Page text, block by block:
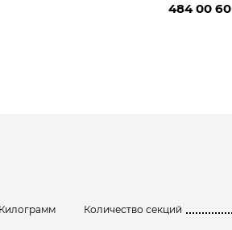
484 00 60
Килограмм Количество секций